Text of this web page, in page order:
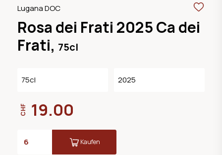
Lugana DOC
Rosa dei Frati 2025 Ca dei
Frati, 75cl
75cl 2025
CHF 19.00
Kaufen